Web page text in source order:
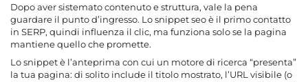
Dopo aver sistemato contenuto e struttura, vale la pena
guardare il punto d’ingresso. Lo snippet seo è il primo contatto
in SERP, quindi influenza il clic, ma funziona solo se la pagina
mantiene quello che promette.
Lo snippet è l’anteprima con cui un motore di ricerca “presenta”
la tua pagina: di solito include il titolo mostrato, l’URL visibile (o